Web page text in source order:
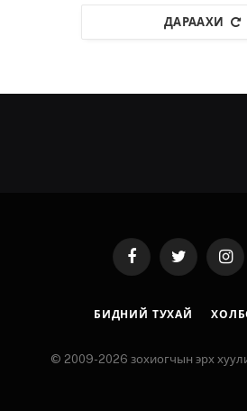
ДАРААХИ
FacebookTwitter
БИДНИЙ ТУХАЙ
© 2009-2026 зохиогчын эрх